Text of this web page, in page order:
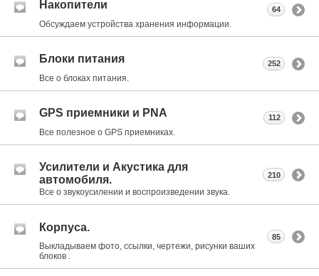
Накопители
Обсуждаем устройства хранения информации.
64
Блоки питания
Все о блоках питания.
252
GPS приемники и PNA
Все полезное о GPS приемниках.
112
Усилители и Акустика для
автомобиля.
Все о звукоусилении и воспроизведении звука.
210
Корпуса.
Выкладываем фото, ссылки, чертежи, рисунки ваших
блоков .
85